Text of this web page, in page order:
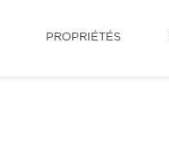
PROPRIÉTÉS